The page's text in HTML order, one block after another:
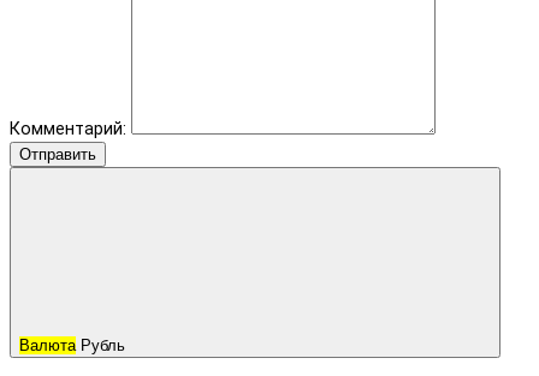
Комментарий:
Отправить
Валюта Рубль